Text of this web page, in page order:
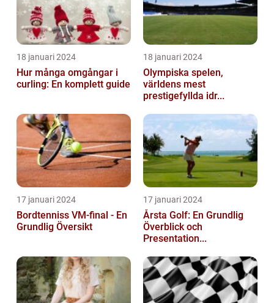
18 januari 2024
Hur många omgångar i
curling: En komplett guide
18 januari 2024
Olympiska spelen,
världens mest
prestigefyllda idr...
17 januari 2024
Bordtenniss VM-final - En
Grundlig Översikt
17 januari 2024
Årsta Golf: En Grundlig
Överblick och
Presentation...